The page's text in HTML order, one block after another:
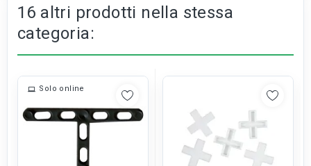
16 altri prodotti nella stessa
categoria:
Solo online